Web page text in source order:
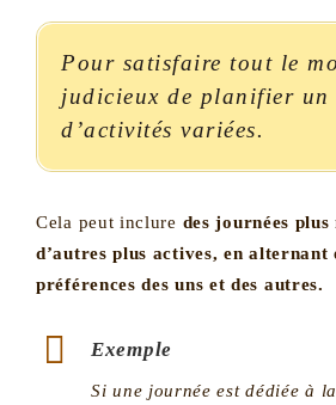
Pour satisfaire tout le
judicieux de planifier un
d’activités variées.
Cela peut inclure des journées
d’autres plus actives, en alternant
préférences des uns et des autres.
Exemple
Si une journée est dédiée à